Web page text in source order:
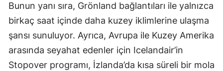
Bunun yanı sıra, Grönland bağlantıları ile yalnızca
birkaç saat içinde daha kuzey iklimlerine ulaşma
şansı sunuluyor. Ayrıca, Avrupa ile Kuzey Amerika
arasında seyahat edenler için Icelandair’in
Stopover programı, İzlanda’da kısa süreli bir mola